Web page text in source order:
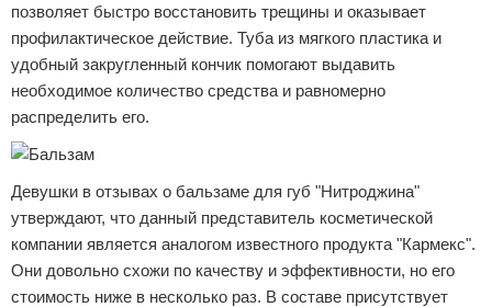
позволяет быстро восстановить трещины и оказывает
профилактическое действие. Туба из мягкого пластика и
удобный закругленный кончик помогают выдавить
необходимое количество средства и равномерно
распределить его.
Девушки в отзывах о бальзаме для губ "Нитроджина"
утверждают, что данный представитель косметической
компании является аналогом известного продукта "Кармекс".
Они довольно схожи по качеству и эффективности, но его
стоимость ниже в несколько раз. В составе присутствует